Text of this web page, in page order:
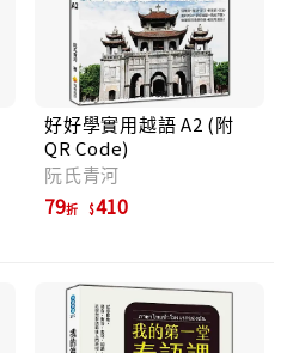
好好學實用越語 A2 (附
QR Code)
阮氏青河
79折 410